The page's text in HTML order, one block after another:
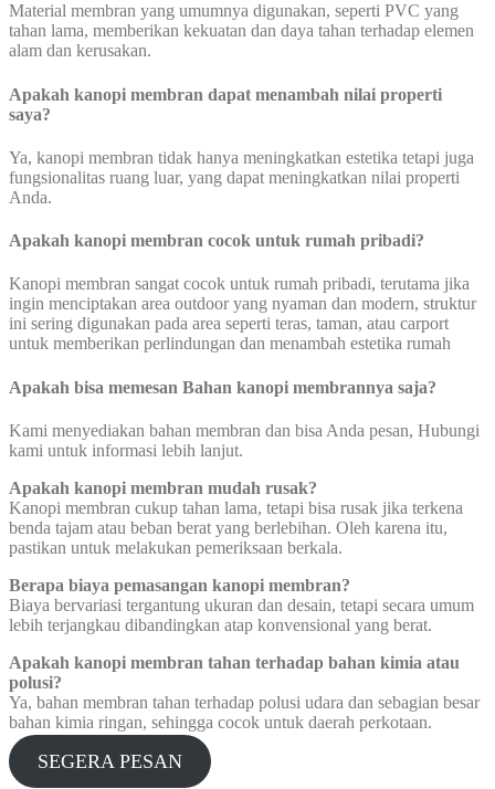
Material membran yang umumnya digunakan, seperti PVC yang
tahan lama, memberikan kekuatan dan daya tahan terhadap elemen
alam dan kerusakan.
Apakah kanopi membran dapat menambah nilai properti
saya?
Ya, kanopi membran tidak hanya meningkatkan estetika tetapi juga
fungsionalitas ruang luar, yang dapat meningkatkan nilai properti
Anda.
Apakah kanopi membran cocok untuk rumah pribadi?
Kanopi membran sangat cocok untuk rumah pribadi, terutama jika
ingin menciptakan area outdoor yang nyaman dan modern, struktur
ini sering digunakan pada area seperti teras, taman, atau carport
untuk memberikan perlindungan dan menambah estetika rumah
Apakah bisa memesan Bahan kanopi membrannya saja?
Kami menyediakan bahan membran dan bisa Anda pesan, Hubungi
kami untuk informasi lebih lanjut.
Apakah kanopi membran mudah rusak?
Kanopi membran cukup tahan lama, tetapi bisa rusak jika terkena
benda tajam atau beban berat yang berlebihan. Oleh karena itu,
pastikan untuk melakukan pemeriksaan berkala.
Berapa biaya pemasangan kanopi membran?
Biaya bervariasi tergantung ukuran dan desain, tetapi secara umum
lebih terjangkau dibandingkan atap konvensional yang berat.
Apakah kanopi membran tahan terhadap bahan kimia atau
polusi?
Ya, bahan membran tahan terhadap polusi udara dan sebagian besar
bahan kimia ringan, sehingga cocok untuk daerah perkotaan.
SEGERA PESAN